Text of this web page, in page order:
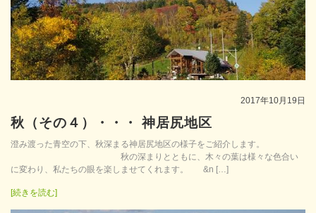
2017年10月19日
秋（その４）・・・ 神居尻地区
澄み渡った青空の下、秋深まる神居尻地区の様子をご紹介します。
秋の深まりとともに、木々の葉は様々な色合い
に変わり、私たちの眼を楽しませてくれます。 &n […]
[続きを読む]